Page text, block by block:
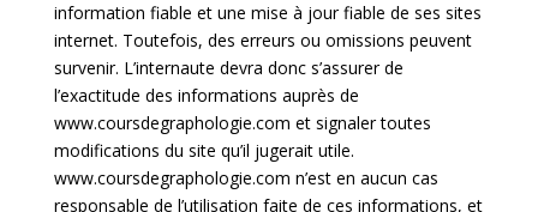
information fiable et une mise à jour fiable de ses sites
internet. Toutefois, des erreurs ou omissions peuvent
survenir. L’internaute devra donc s’assurer de
l’exactitude des informations auprès de
www.coursdegraphologie.com et signaler toutes
modifications du site qu’il jugerait utile.
www.coursdegraphologie.com n’est en aucun cas
responsable de l’utilisation faite de ces informations, et